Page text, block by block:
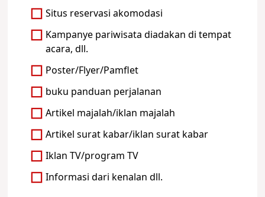
Situs reservasi akomodasi
Kampanye pariwisata diadakan di tempat
acara, dll.
Poster/Flyer/Pamflet
buku panduan perjalanan
Artikel majalah/iklan majalah
Artikel surat kabar/iklan surat kabar
Iklan TV/program TV
Informasi dari kenalan dll.